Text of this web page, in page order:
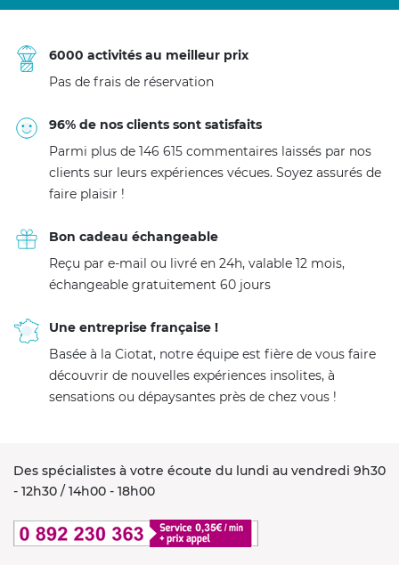
6000 activités au meilleur prix
Pas de frais de réservation
96% de nos clients sont satisfaits
Parmi plus de 146 615 commentaires laissés par nos
clients sur leurs expériences vécues. Soyez assurés de
faire plaisir !
Bon cadeau échangeable
Reçu par e-mail ou livré en 24h, valable 12 mois,
échangeable gratuitement 60 jours
Une entreprise française !
Basée à la Ciotat, notre équipe est fière de vous faire
découvrir de nouvelles expériences insolites, à
sensations ou dépaysantes près de chez vous !
Des spécialistes à votre écoute du lundi au vendredi 9h30
- 12h30 / 14h00 - 18h00